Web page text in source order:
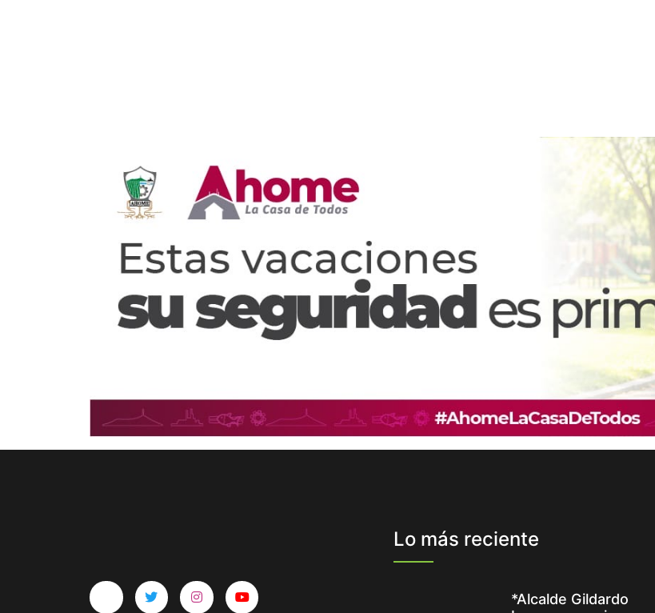
Lo más reciente
*Alcalde Gildardo